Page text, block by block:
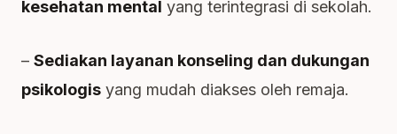
kesehatan mental yang terintegrasi di sekolah.
– Sediakan layanan konseling dan dukungan
psikologis yang mudah diakses oleh remaja.